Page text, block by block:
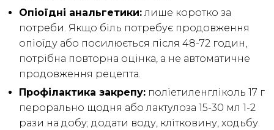
Опіоїдні анальгетики: лише коротко за
потреби. Якщо біль потребує продовження
опіоїду або посилюється після 48-72 годин,
потрібна повторна оцінка, а не автоматичне
продовження рецепта.
Профілактика закрепу: поліетиленгліколь 17 г
перорально щодня або лактулоза 15-30 мл 1-2
рази на добу; додати воду, клітковину, ходьбу.